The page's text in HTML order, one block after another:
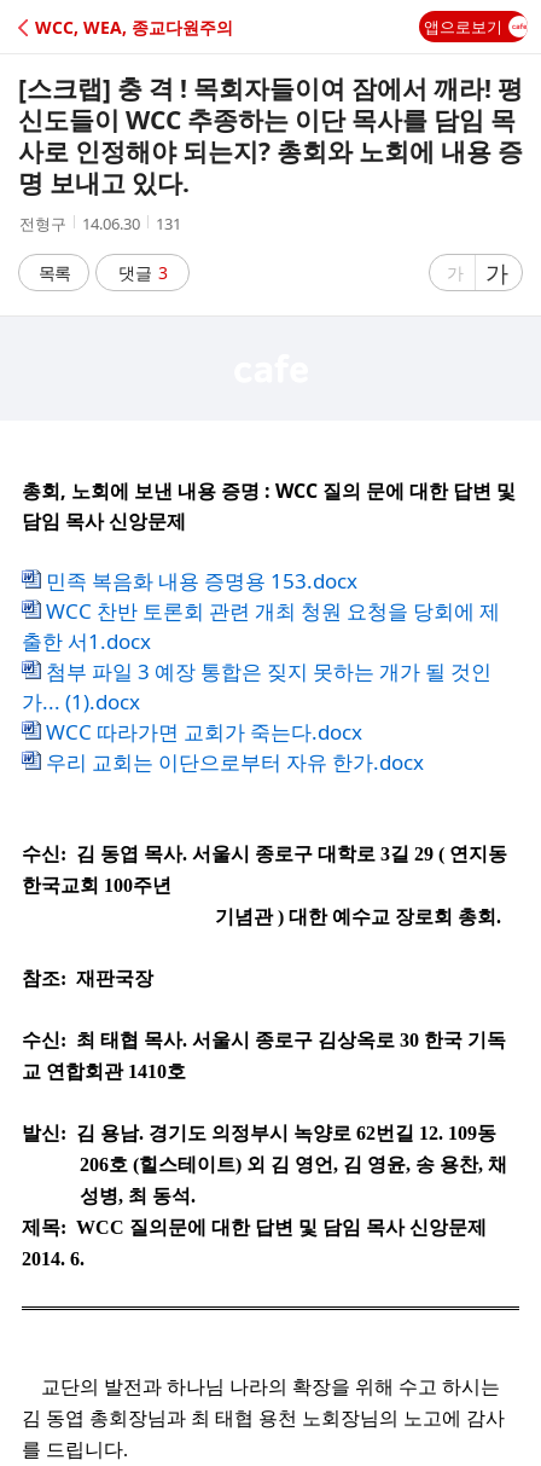
C
A
WCC, WEA, 종교다원주의 앱으로보기
[스크랩] 충 격 ! 목회자들이여 잠에서 깨라! 평
신도들이 WCC 추종하는 이단 목사를 담임 목
사로 인정해야 되는지? 총회와 노회에 내용 증
명 보내고 있다.
작
자
전형구
작
시
간
14.06.30
조
수
131
목록 댓글 3
글
가
글
자
가
총회, 노회에 보낸 내용 증명 : WCC 질의 문에 대한 답변 및
담임 목사 신앙문제
민족 복음화 내용 증명용 153.docx
WCC 찬반 토론회 관련 개최 청원 요청을 당회에 제
출한 서1.docx
첨부 파일 3 예장 통합은 짖지 못하는 개가 될 것인
가... (1).docx
WCC 따라가면 교회가 죽는다.docx
우리 교회는 이단으로부터 자유 한가.docx
수신: 김 동엽 목사. 서울시 종로구 대학로 3길 29 ( 연지동
한국교회 100주년
기념관) 대한 예수교 장로회 총회.
참조: 재판국장
수신: 최 태협 목사. 서울시 종로구 김상옥로 30 한국 기독
교 연합회관1410호
발신: 김 용남. 경기도 의정부시 녹양로 62번길 12. 109동
206호 (힐스테이트) 외 김 영언, 김 영윤, 송 용찬, 채
성병, 최 동석.
제목: WCC 질의문에 대한 답변 및 담임 목사 신앙문제
2014. 6.
교단의 발전과 하나님 나라의 확장을 위해 수고 하시는
김 동엽 총회장님과 최 태협 용천 노회장님의 노고에 감사
를 드립니다.